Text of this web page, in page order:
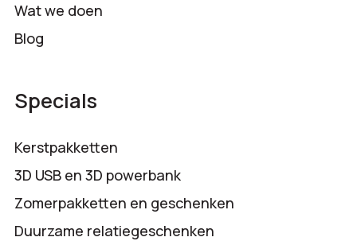
Wat we doen
Blog
Specials
Kerstpakketten
3D USB en 3D powerbank
Zomerpakketten en geschenken
Duurzame relatiegeschenken